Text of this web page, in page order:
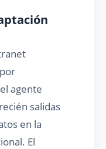
agente
salidas
en la
El